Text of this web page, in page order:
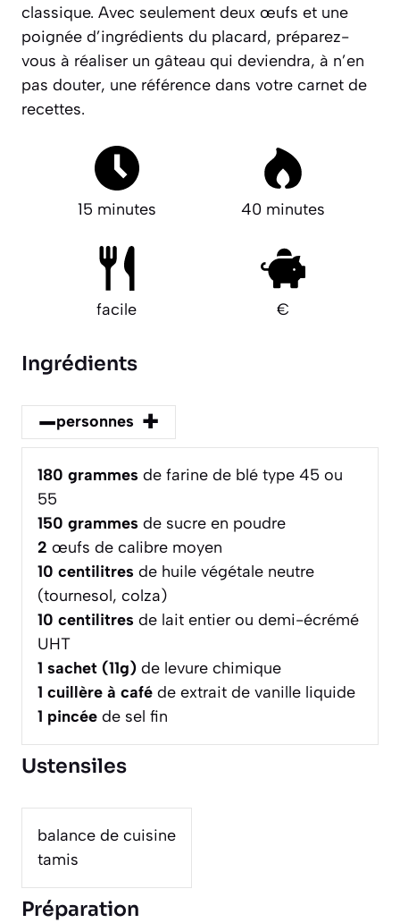
classique. Avec seulement deux œufs et une
poignée d’ingrédients du placard, préparez-
vous à réaliser un gâteau qui deviendra, à n’en
pas douter, une référence dans votre carnet de
recettes.
15 minutes 40 minutes
facile €
Ingrédients
–personnes +
180 grammes de farine de blé type 45 ou
55
150 grammes de sucre en poudre
2 œufs de calibre moyen
10 centilitres de huile végétale neutre
(tournesol, colza)
10 centilitres de lait entier ou demi-écrémé
UHT
1 sachet (11g) de levure chimique
1 cuillère à café de extrait de vanille liquide
1 pincée de sel fin
Ustensiles
balance de cuisine
tamis
Préparation